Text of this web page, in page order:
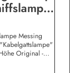
er
Messing
Original -